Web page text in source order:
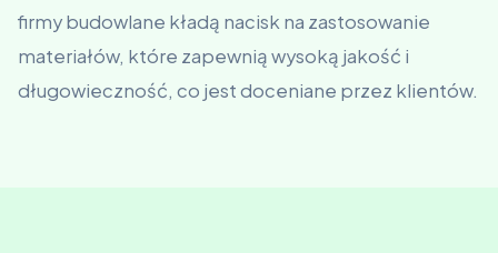
firmy budowlane kładą nacisk na zastosowanie
materiałów, które zapewnią wysoką jakość i
długowieczność, co jest doceniane przez klientów.